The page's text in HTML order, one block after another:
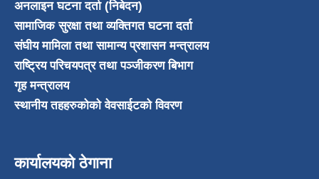
अनलाइन घटना दर्ता (निबेदन)
सामाजिक सुरक्षा तथा व्यक्तिगत घटना दर्ता
संघीय मामिला तथा सामान्य प्रशासन मन्त्रालय
राष्ट्रिय परिचयपत्र तथा पञ्जीकरण बिभाग
गृह मन्त्रालय
स्थानीय तहहरुकोको वेवसाईटको विवरण
कार्यालयको ठेगाना